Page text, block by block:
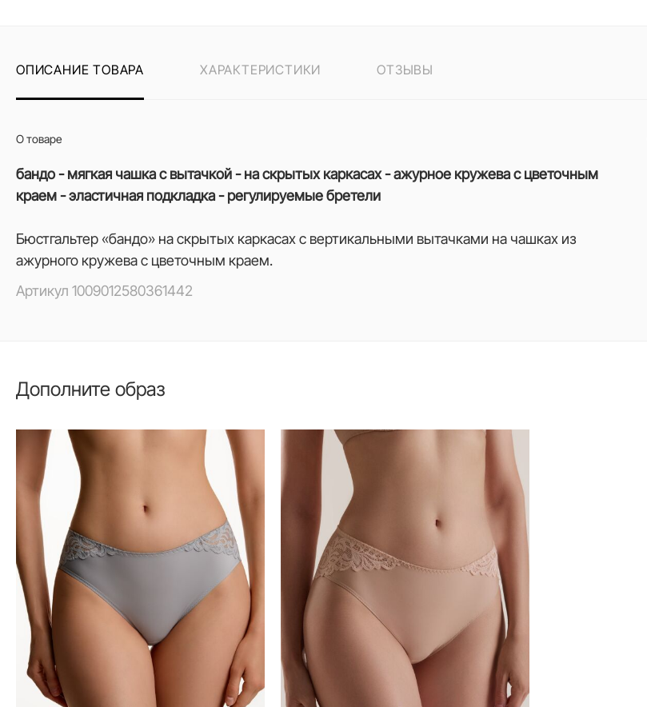
ОПИСАНИЕ ТОВАРА ХАРАКТЕРИСТИКИ ОТЗЫВЫ
О товаре
бандо - мягкая чашка с вытачкой - на скрытых каркасах - ажурное кружева с цветочным
краем - эластичная подкладка - регулируемые бретели
Бюстгальтер «бандо» на скрытых каркасах с вертикальными вытачками на чашках из
ажурного кружева с цветочным краем.
Артикул 1009012580361442
Дополните образ